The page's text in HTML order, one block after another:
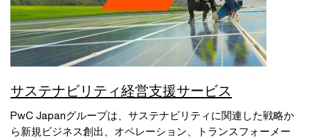
サステナビリティ経営支援サービス
PwC Japanグループは、サステナビリティに関連した戦略か
ら新規ビジネス創出、オペレーション、トランスフォーメー